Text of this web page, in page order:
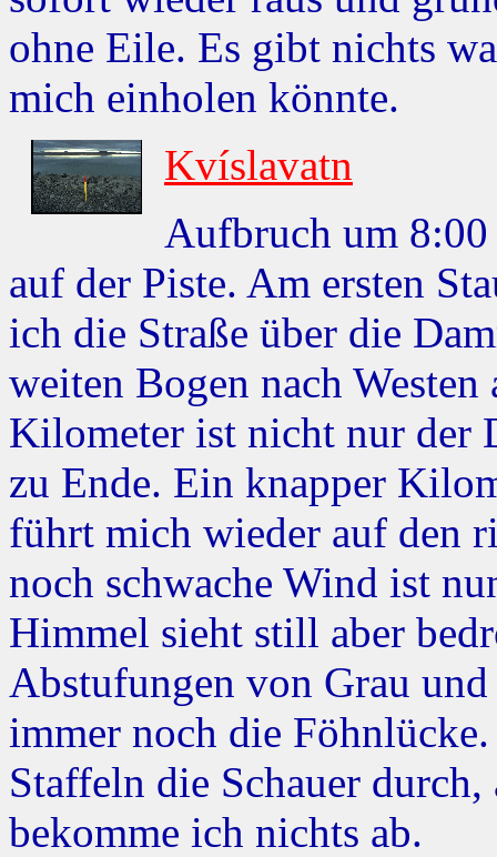
ohne Eile. Es gibt nichts
mich einholen könnte.
Kvíslavatn
Aufbruch um
auf der Piste. Am ersten
ich die Straße über die
weiten Bogen nach
Kilometer ist nicht nur der
zu Ende. Ein knapper
führt mich wieder auf den
noch schwache Wind ist
Himmel sieht still aber
Abstufungen von Grau
immer noch die
Staffeln die Schauer
bekomme ich nichts ab.